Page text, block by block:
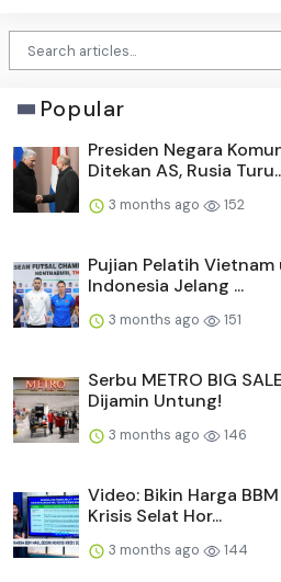
Popular
Presiden Negara
Ditekan AS, Rusia
3 months ago 152
Pujian Pelatih
Indonesia Jelang ...
3 months ago 151
Serbu METRO BIG
Dijamin Untung!
3 months ago 146
Video: Bikin Harga
Krisis Selat Hor...
3 months ago 144